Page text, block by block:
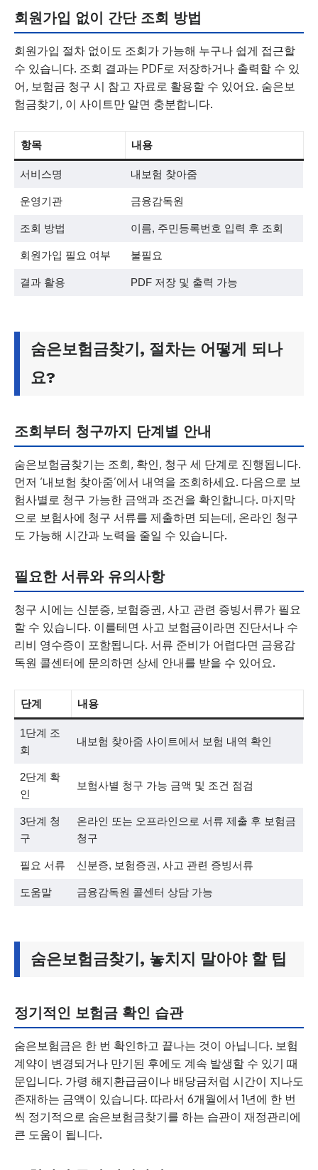
회원가입 없이 간단 조회 방법
회원가입 절차 없이도 조회가 가능해 누구나 쉽게 접근할
수 있습니다. 조회 결과는 PDF로 저장하거나 출력할 수 있
어, 보험금 청구 시 참고 자료로 활용할 수 있어요. 숨은보
험금찾기, 이 사이트만 알면 충분합니다.
항목 내용
서비스명 내보험 찾아줌
운영기관 금융감독원
조회 방법 이름, 주민등록번호 입력 후 조회
회원가입 필요 여부 불필요
결과 활용 PDF 저장 및 출력 가능
숨은보험금찾기, 절차는 어떻게 되나
요?
조회부터 청구까지 단계별 안내
숨은보험금찾기는 조회, 확인, 청구 세 단계로 진행됩니다.
먼저 ‘내보험 찾아줌’에서 내역을 조회하세요. 다음으로 보
험사별로 청구 가능한 금액과 조건을 확인합니다. 마지막
으로 보험사에 청구 서류를 제출하면 되는데, 온라인 청구
도 가능해 시간과 노력을 줄일 수 있습니다.
필요한 서류와 유의사항
청구 시에는 신분증, 보험증권, 사고 관련 증빙서류가 필요
할 수 있습니다. 이를테면 사고 보험금이라면 진단서나 수
리비 영수증이 포함됩니다. 서류 준비가 어렵다면 금융감
독원 콜센터에 문의하면 상세 안내를 받을 수 있어요.
단계 내용
1단계 조
회
내보험 찾아줌 사이트에서 보험 내역 확인
2단계 확
인
보험사별 청구 가능 금액 및 조건 점검
3단계 청
구
온라인 또는 오프라인으로 서류 제출 후 보험금
청구
필요 서류 신분증, 보험증권, 사고 관련 증빙서류
도움말 금융감독원 콜센터 상담 가능
숨은보험금찾기, 놓치지 말아야 할 팁
정기적인 보험금 확인 습관
숨은보험금은 한 번 확인하고 끝나는 것이 아닙니다. 보험
계약이 변경되거나 만기된 후에도 계속 발생할 수 있기 때
문입니다. 가령 해지환급금이나 배당금처럼 시간이 지나도
존재하는 금액이 있습니다. 따라서 6개월에서 1년에 한 번
씩 정기적으로 숨은보험금찾기를 하는 습관이 재정관리에
큰 도움이 됩니다.